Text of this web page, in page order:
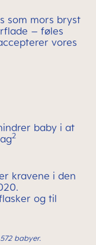
som mors bryst
– føles
vores
baby i at
2
kravene i den
og til
babyer.